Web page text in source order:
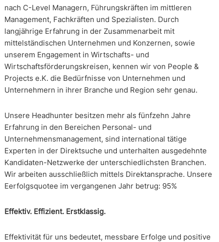
nach C-Level Managern, Führungskräften im mittleren
Management, Fachkräften und Spezialisten. Durch
langjährige Erfahrung in der Zusammenarbeit mit
mittelständischen Unternehmen und Konzernen, sowie
unserem Engagement in Wirtschafts- und
Wirtschaftsförderungskreisen, kennen wir von People &
Projects e.K. die Bedürfnisse von Unternehmen und
Unternehmern in ihrer Branche und Region sehr genau.
Unsere Headhunter besitzen mehr als fünfzehn Jahre
Erfahrung in den Bereichen Personal- und
Unternehmensmanagement, sind international tätige
Experten in der Direktsuche und unterhalten ausgedehnte
Kandidaten-Netzwerke der unterschiedlichsten Branchen.
Wir arbeiten ausschließlich mittels Direktansprache. Unsere
Eerfolgsquotee im vergangenen Jahr betrug: 95%
Effektiv. Effizient. Erstklassig.
Effektivität für uns bedeutet, messbare Erfolge und positive